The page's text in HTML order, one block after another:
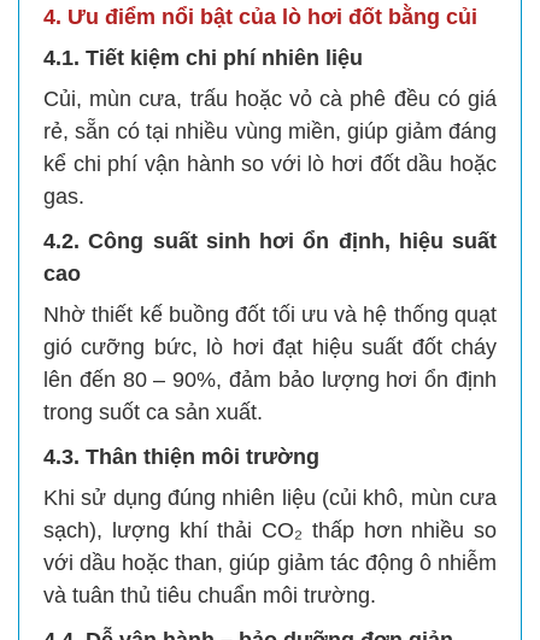
4. Ưu điểm nổi bật của lò hơi đốt bằng củi
4.1. Tiết kiệm chi phí nhiên liệu
Củi, mùn cưa, trấu hoặc vỏ cà phê đều có giá
rẻ, sẵn có tại nhiều vùng miền, giúp giảm đáng
kể chi phí vận hành so với lò hơi đốt dầu hoặc
gas.
4.2. Công suất sinh hơi ổn định, hiệu suất
cao
Nhờ thiết kế buồng đốt tối ưu và hệ thống quạt
gió cưỡng bức, lò hơi đạt hiệu suất đốt cháy
lên đến 80 – 90%, đảm bảo lượng hơi ổn định
trong suốt ca sản xuất.
4.3. Thân thiện môi trường
Khi sử dụng đúng nhiên liệu (củi khô, mùn cưa
sạch), lượng khí thải CO₂ thấp hơn nhiều so
với dầu hoặc than, giúp giảm tác động ô nhiễm
và tuân thủ tiêu chuẩn môi trường.